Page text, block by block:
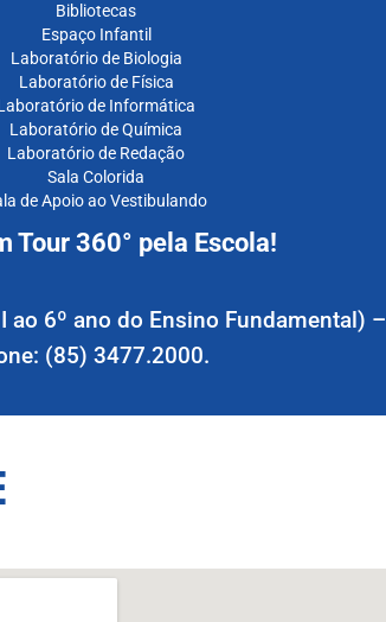
Bibliotecas
Espaço Infantil
Laboratório de Biologia
Laboratório de Física
de Informática
Laboratório de Química
Laboratório de Redação
Sala Colorida
de Apoio ao Vestibulando
Tour 360° pela Escola!
6º ano do Ensino Fundamental) –
(85) 3477.2000.